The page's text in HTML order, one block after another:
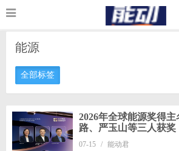
能源
全部标签
2026年全球能源奖得
路、严玉山等三人获奖
07-15 / 能动君